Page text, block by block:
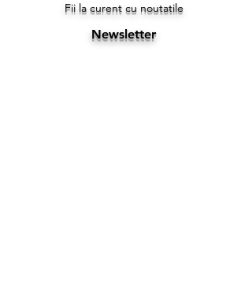
Fii la curent cu noutatile
Newsletter